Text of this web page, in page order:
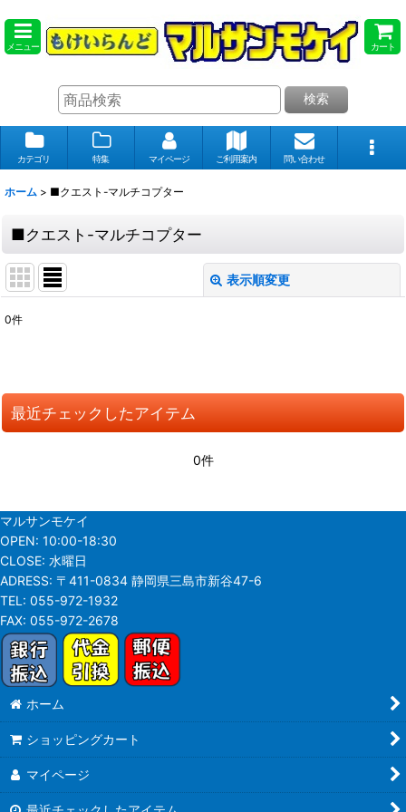
メニュー カート
検索
カテゴリ 特集 マイページ ご利用案内 問い合わせ
ホーム > ■クエスト-マルチコプター
■クエスト-マルチコプター
表示順変更
並び順:
絞り込む
0件
最近チェックしたアイテム
0件
マルサンモケイ
OPEN: 10:00-18:30
CLOSE: 水曜日
ADRESS: 〒411-0834 静岡県三島市新谷47-6
TEL: 055-972-1932
FAX: 055-972-2678
ホーム
ショッピングカート
マイページ